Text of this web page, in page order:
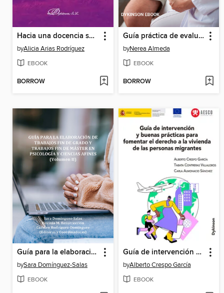
Hacia una docencia sensible al género en la educación superior
byAlicia Arias Rodríguez
EBOOK
BORROW
Guía práctica de evaluación en psicología clínica
byNerea Almeda
EBOOK
BORROW
Guía para la elaboración de trabajos fin de grado y trabajos fin de máster en psicología y ciencias afines, Volumen 2
bySara Domínguez-Salas
EBOOK
Guía de intervención y buenas prácticas para fomentar el derecho a la vivienda de las personas migrantes
byAlberto Crespo García
EBOOK